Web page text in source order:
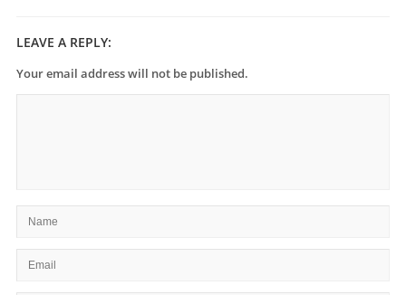
LEAVE A REPLY:
Your email address will not be published.